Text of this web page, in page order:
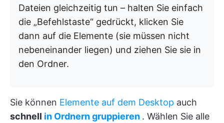
Dateien gleichzeitig tun – halten Sie einfach
die „Befehlstaste“ gedrückt, klicken Sie
dann auf die Elemente (sie müssen nicht
nebeneinander liegen) und ziehen Sie sie in
den Ordner.
Sie können Elemente auf dem Desktop auch
schnell in Ordnern gruppieren . Wählen Sie alle